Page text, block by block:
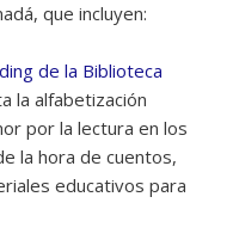
que incluyen:
de la Biblioteca
la alfabetización
por la lectura en los
la hora de cuentos,
educativos para